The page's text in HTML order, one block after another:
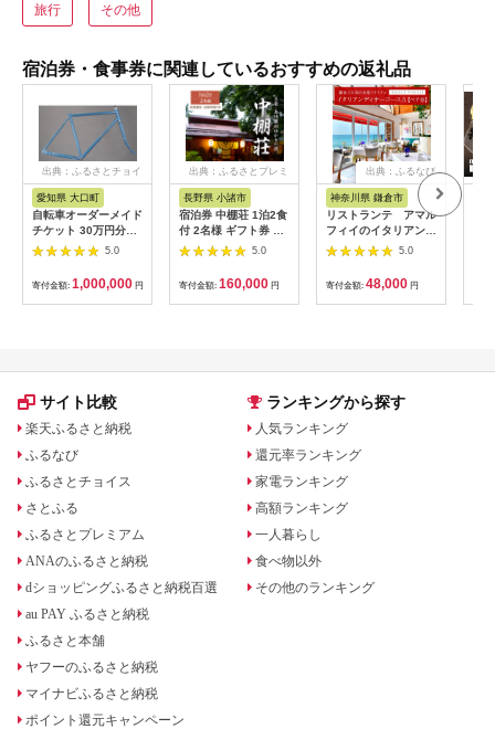
旅行 その他
宿泊券・食事券に関連しているおすすめの返礼品
出典：ふるさとチョイ
ス
愛知県 大口町
自転車オーダーメイド
チケット 30万円分
【1360365】
5.0
寄付金額: 1,000,000 円
出典：ふるさとプレミ
アム
長野県 小諸市
宿泊券 中棚荘 1泊2食
付 2名様 ギフト券 チ
ケット 券 宿泊 旅行
5.0
寄付金額: 160,000 円
出典：ふるなび
神奈川県 鎌倉市
リストランテ アマル
フィイのイタリアンデ
ィナーコースA ペア
5.0
寄付金額: 48,000 円
サイト比較
楽天ふるさと納税
ふるなび
ふるさとチョイス
さとふる
ふるさとプレミアム
ANAのふるさと納税
dショッピングふるさと納税百選
au PAY ふるさと納税
ふるさと本舗
ヤフーのふるさと納税
マイナビふるさと納税
ポイント還元キャンペーン
ランキングから探す
人気ランキング
還元率ランキング
家電ランキング
高額ランキング
一人暮らし
食べ物以外
その他のランキング